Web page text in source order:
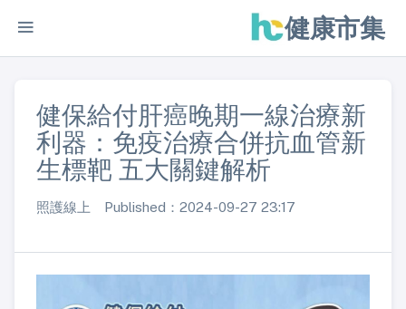
健康市集
健保給付肝癌晚期一線治療新
利器：免疫治療合併抗血管新
生標靶 五大關鍵解析
照護線上 Published：2024-09-27 23:17